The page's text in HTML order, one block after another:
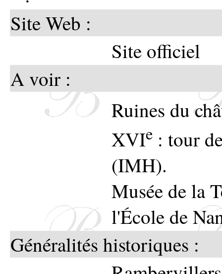
La
rare.
la
dont
Site Web :
Site officiel
A voir :
Ruines du
XVIe : tour
(IMH).
Musée de la
l'École de
Généralités historiques :